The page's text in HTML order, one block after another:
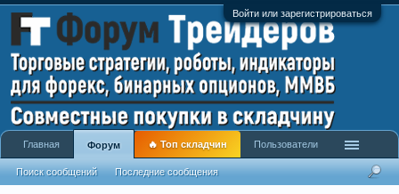
Войти или зарегистрироваться
Главная Форум
Поиск сообщений Последние сообщения
🔥 Топ складчин Пользователи